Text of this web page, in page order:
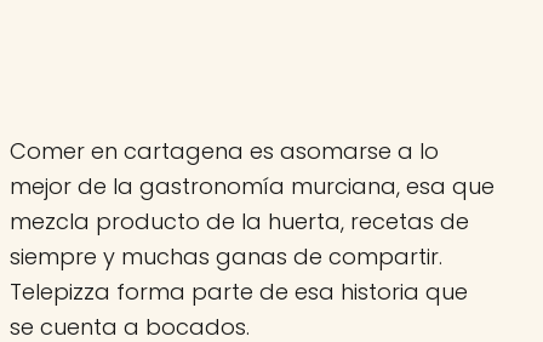
Comer en cartagena es asomarse a lo
mejor de la gastronomía murciana, esa que
mezcla producto de la huerta, recetas de
siempre y muchas ganas de compartir.
Telepizza forma parte de esa historia que
se cuenta a bocados.